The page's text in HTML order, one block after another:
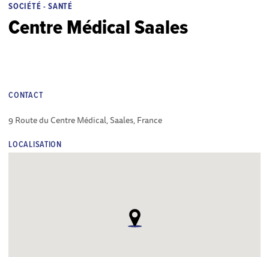
SOCIÉTÉ - SANTÉ
Centre Médical Saales
CONTACT
9 Route du Centre Médical, Saales, France
LOCALISATION